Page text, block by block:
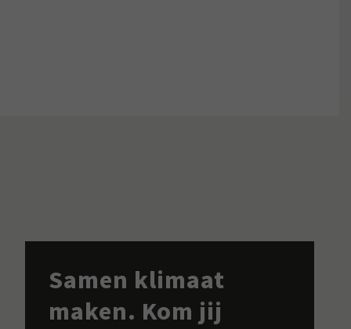
Samen klimaat
maken. Kom jij